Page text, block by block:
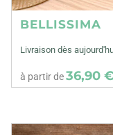
BELLISSIMA
Livraison dès
à partir de36,90 €